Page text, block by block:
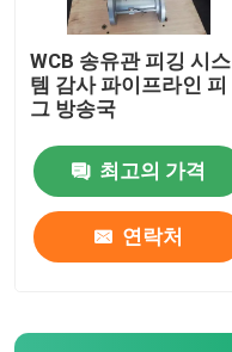
WCB 송유관 피깅 시스
템 감사 파이프라인 피
그 방송국
최고의 가격
연락처